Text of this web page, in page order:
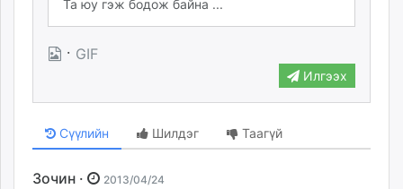
· GIF
Илгээх
Сүүлийн Шилдэг Таагүй
Зочин · 2013/04/24